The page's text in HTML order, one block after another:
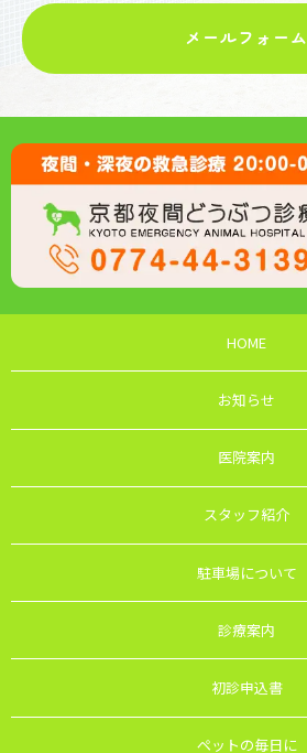
メールフォーム
HOME
お知らせ
医院案内
スタッフ紹介
駐車場について
診療案内
初診申込書
ペットの毎日に